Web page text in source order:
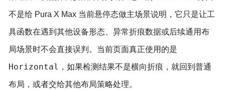
不是给 Pura X Max 当前悬停态做主场景说明，它只是让工
具函数在遇到其他设备形态、异常折痕数据或后续通用布
局场景时不会直接误判。当前页面真正使用的是
Horizontal ，如果检测结果不是横向折痕，就回到普通
布局，或者交给其他布局策略处理。